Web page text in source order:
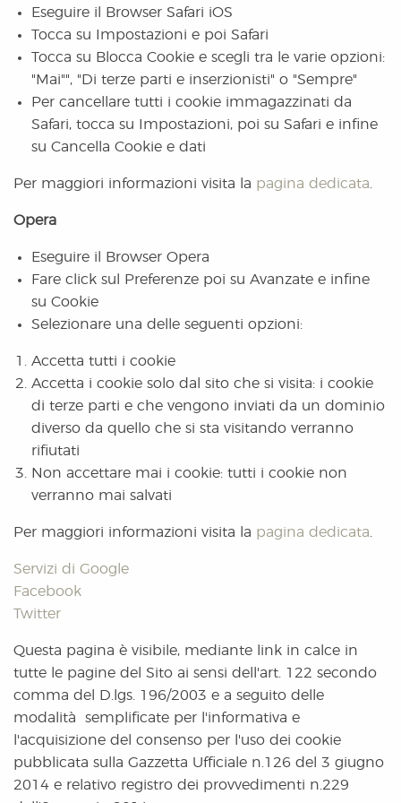
Eseguire il Browser Safari iOS
Tocca su Impostazioni e poi Safari
Tocca su Blocca Cookie e scegli tra le varie opzioni:
"Mai"", "Di terze parti e inserzionisti" o "Sempre"
Per cancellare tutti i cookie immagazzinati da
Safari, tocca su Impostazioni, poi su Safari e infine
su Cancella Cookie e dati
Per maggiori informazioni visita la pagina dedicata
Opera
Eseguire il Browser Opera
Fare click sul Preferenze poi su Avanzate e infine
su Cookie
Selezionare una delle seguenti opzioni:
Accetta tutti i cookie
Accetta i cookie solo dal sito che si visita: i cookie
di terze parti e che vengono inviati da un dominio
diverso da quello che si sta visitando verranno
rifiutati
Non accettare mai i cookie: tutti i cookie non
verranno mai salvati
Per maggiori informazioni visita la pagina dedicata
Servizi di Google
Facebook
Twitter
Questa pagina è visibile, mediante link in calce in
tutte le pagine del Sito ai sensi dell'art. 122 secondo
comma del D.lgs. 196/2003 e a seguito delle
modalità semplificate per l'informativa e
l'acquisizione del consenso per l'uso dei cookie
pubblicata sulla Gazzetta Ufficiale n.126 del 3 giugno
2014 e relativo registro dei provvedimenti n.229